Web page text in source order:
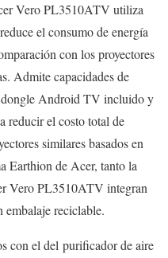
Vero PL3510ATV utiliza
el consumo de energía
con los proyectores
Admite capacidades de
dongle Android TV incluido y
reducir el costo total de
similares basados en
Earthion de Acer, tanto la
Vero PL3510ATV integran
embalaje reciclable.
con el del purificador de aire